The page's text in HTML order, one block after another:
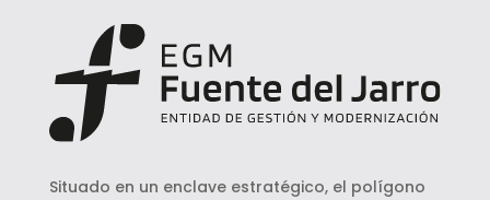
Situado en un enclave estratégico, el polígono